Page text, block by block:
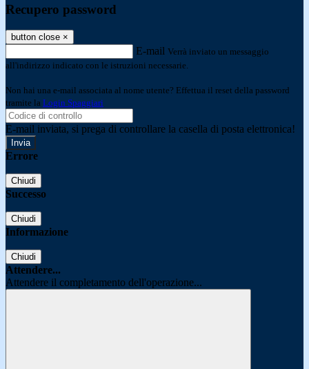
Recupero password
button close ×
E-mail Verrà inviato un messaggio
all'indirizzo indicato con le istruzioni necessarie.
Non hai una e-mail associata al nome utente? Effettua il reset della password
tramite la Login Spaggiari
E-mail inviata, si prega di controllare la casella di posta elettronica!
Errore
Chiudi
Successo
Chiudi
Informazione
Chiudi
Attendere...
Attendere il completamento dell'operazione...